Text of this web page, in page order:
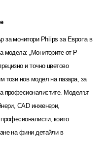
за монитори Philipsза Европа в
модела: „Мониторите от P-
и точно цветово
този нов модел на пазара, за
професионалистите. Моделът
CAD инженери,
които
на фини детайли в